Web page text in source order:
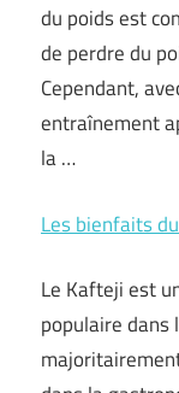
du poids est
de perdre du
Cependant,
entraînement
la …
Les bienfaits
Le Kafteji est
populaire dans